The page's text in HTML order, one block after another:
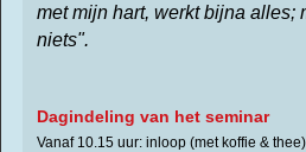
met mijn hart, werkt bijna alles;
niets".
Dagindeling van het seminar
Vanaf 10.15 uur: inloop (met koffie &